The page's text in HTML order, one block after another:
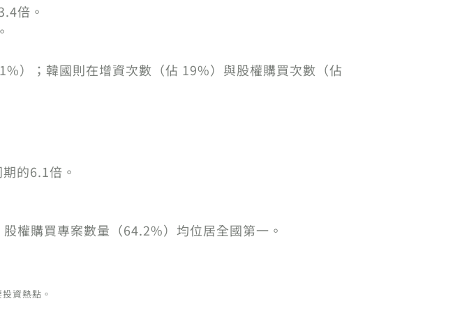
倍。
）；韓國則在增資次數（佔 19%）與股權購買次數（佔
的6.1倍。
權購買專案數量（64.2%）均位居全國第一。
資熱點。